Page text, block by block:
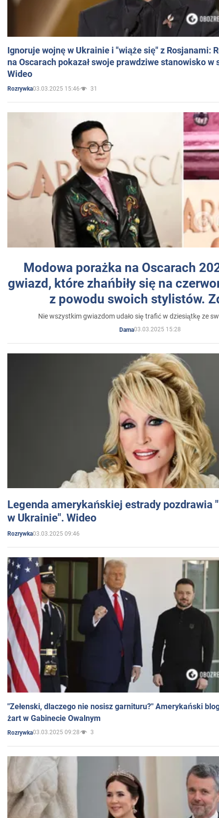
Ignoruje wojnę w Ukrainie i "wiąże się" z Rosjanami:
na Oscarach pokazał swoje prawdziwe stanowisko w
Wideo
Rozrywka03.03.2025 15:46 31
Modowa porażka na Oscarach
gwiazd, które zhańbiły się na
z powodu swoich stylistów.
Nie wszystkim gwiazdom udało się trafić w dziesiątkę ze
Dama03.03.2025 15:28
Legenda amerykańskiej estrady pozdrawia
w Ukrainie". Wideo
Rozrywka03.03.2025 09:46
"Zełenski, dlaczego nie nosisz garnituru?" Amerykański
żart w Gabinecie Owalnym
Rozrywka03.03.2025 09:28 3